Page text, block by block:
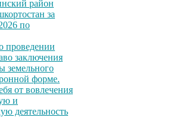
район
за
по
заключения
земельного
форме.
от вовлечения
и
деятельность